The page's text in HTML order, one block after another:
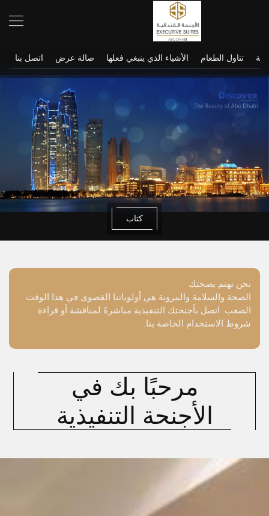
تناول الطعام الأشياء الذي ينبغي فعلها صالة عرض اتصل بنا
كتاب
نحن نهتم بصحتك
الصحة والسلامة والمرونة هي أولوياتنا القصوى في هذا الوقت
الصعب. اتصل بأجنحتك التنفيذية مباشرةً لمناقشة أو قراءة
شروط الاستخدام الخاصة بنا.
مرحبًا بك في
الأجنحة التنفيذية